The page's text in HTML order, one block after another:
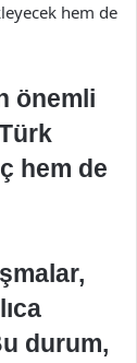
hem de
önemli
hem de
durum,